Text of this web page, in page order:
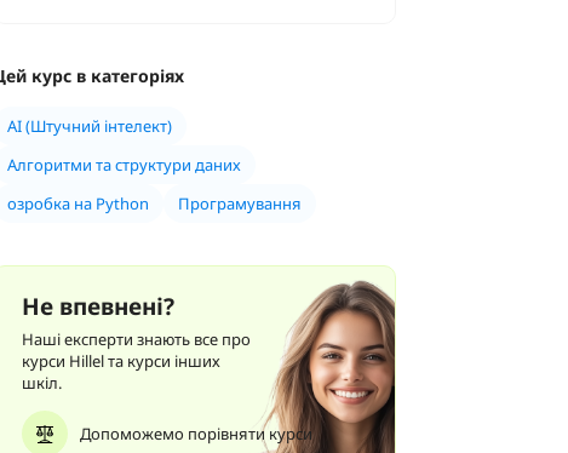
курс в категоріях
AI (Штучний інтелект)
Алгоритми та структури даних
озробка на Python
Програмування
Не впевнені?
Наші експерти знають все про
курси Hillel та курси інших
шкіл.
Допоможемо порівняти курси